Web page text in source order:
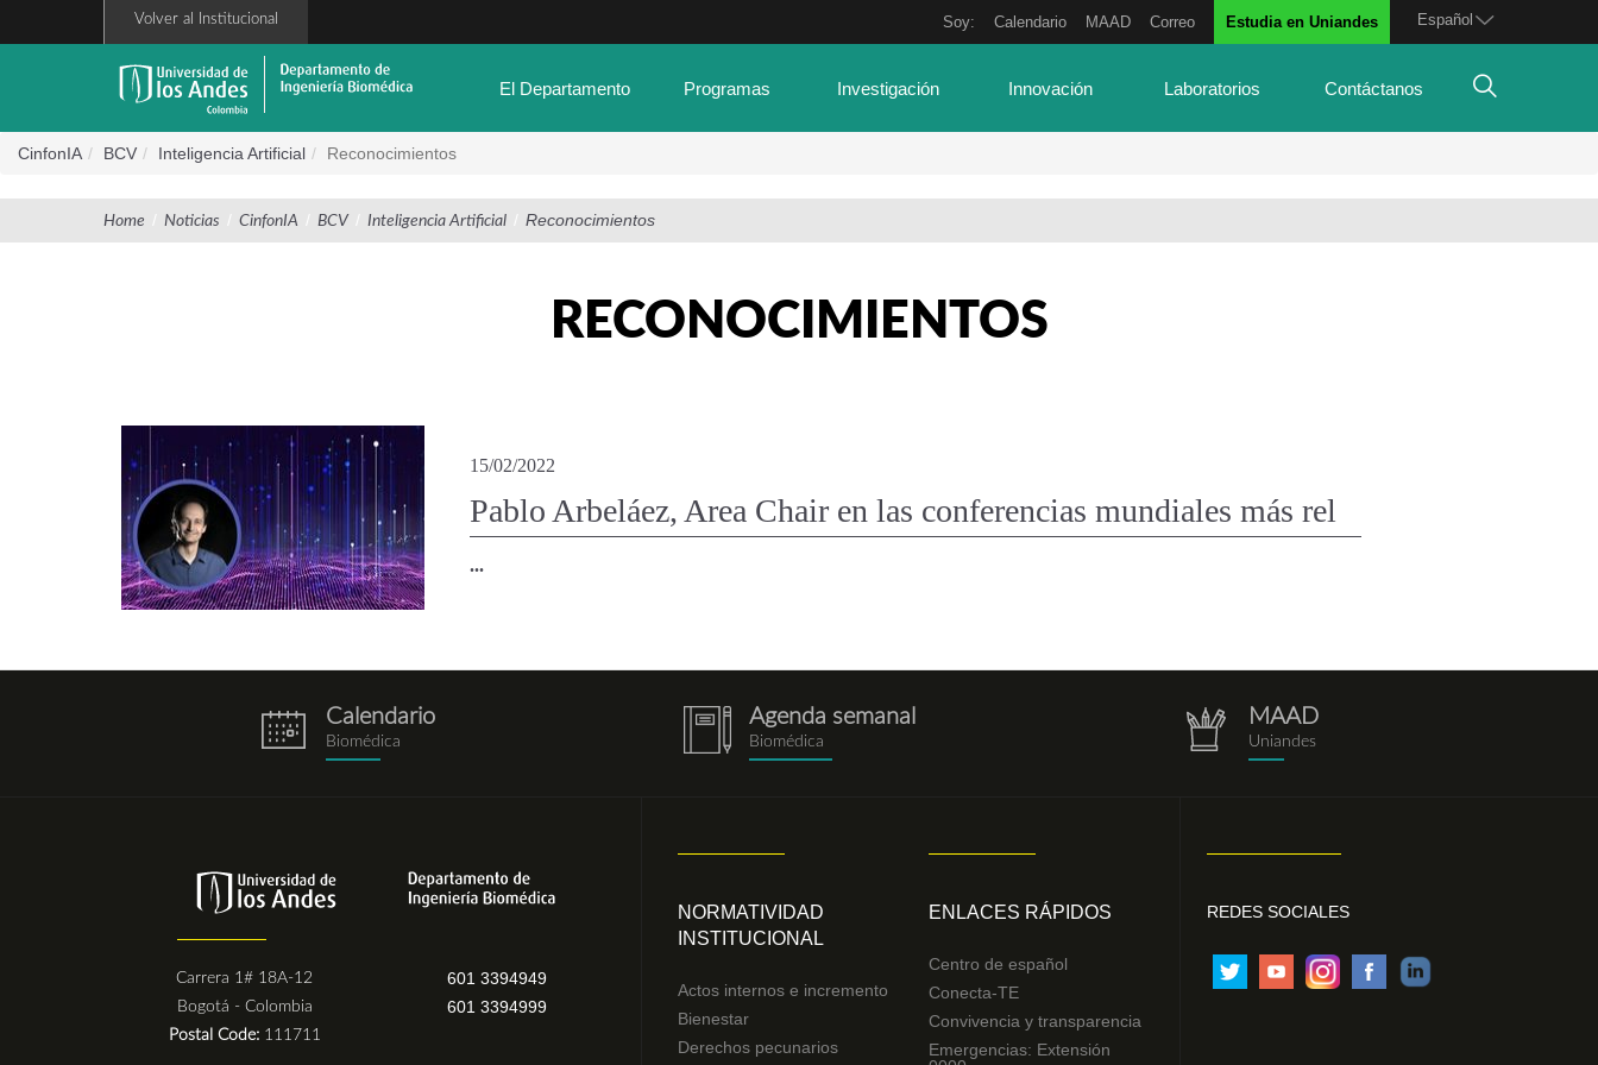
Español
Soy: Calendario MAAD Correo Estudia en Uniandes
Volver al Institucional
El Departamento Programas Investigación Innovación Laboratorios Contáctanos
CinfonIA BCV Inteligencia Artificial Reconocimientos
Home / Noticias / CinfonIA / BCV / Inteligencia Artificial / Reconocimientos
RECONOCIMIENTOS
15/02/2022
Pablo Arbeláez, Area Chair en las conferencias mundiales más rel
...
eventos.png
Calendario
Biomédica notebook.png
Agenda semanal
Biomédica repositorio.png
MAAD
Uniandes
Carrera 1# 18A-12
Bogotá - Colombia
Postal Code: 111711
601 3394949
601 3394999
NORMATIVIDAD
INSTITUCIONAL
Actos internos e incremento
Bienestar
Derechos pecunarios
ENLACES RÁPIDOS
Centro de español
Conecta-TE
Convivencia y transparencia
Emergencias: Extensión
REDES SOCIALES